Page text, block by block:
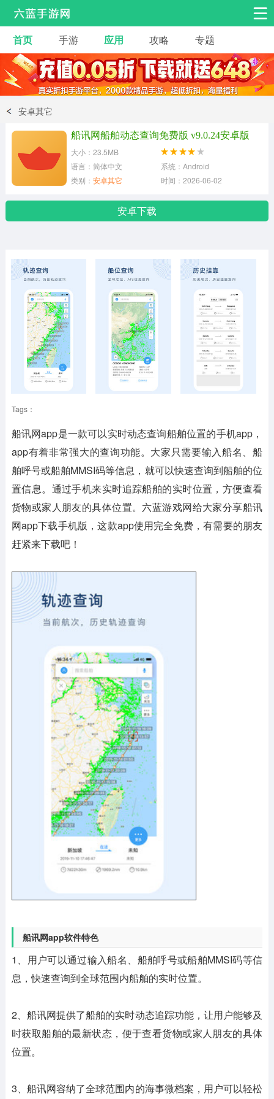
安卓手游 手游工具
热门手游 角色扮演 益智休闲
动作射击
冒险解谜
体育竞技
首页 手游 应用 攻略 专题
安卓其它
船讯网船舶动态查询免费版 v9.0.24安卓版
大小：23.5MB
语言：简体中文
系统：Android
类别： 安卓其它 时间：2026-06-02
安卓下载
Tags：
船讯网app是一款可以实时动态查询船舶位置的手机app，
app有着非常强大的查询功能。大家只需要输入船名、船
舶呼号或船舶MMSI码等信息，就可以快速查询到船舶的位
置信息。通过手机来实时追踪船舶的实时位置，方便查看
货物或家人朋友的具体位置。六蓝游戏网给大家分享船讯
网app下载手机版，这款app使用完全免费，有需要的朋友
赶紧来下载吧！
船讯网app软件特色
1、用户可以通过输入船名、船舶呼号或船舶MMSI码等信
息，快速查询到全球范围内船舶的实时位置。
2、船讯网提供了船舶的实时动态追踪功能，让用户能够及
时获取船舶的最新状态，便于查看货物或家人朋友的具体
位置。
3、船讯网容纳了全球范围内的海事微档案，用户可以轻松